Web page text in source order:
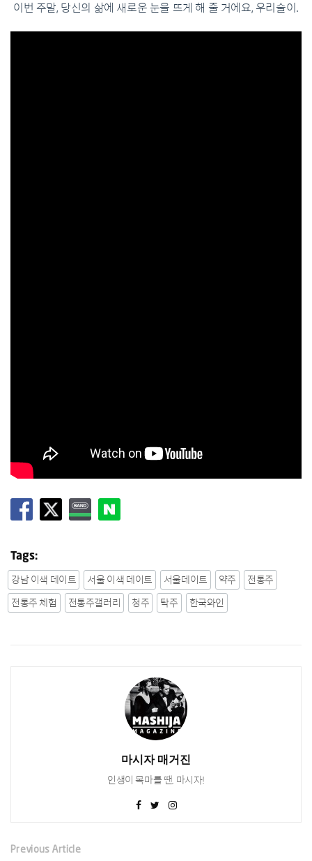
이번 주말, 당신의 삶에 새로운 눈을 뜨게 해 줄 거에요, 우리술이.
Tags:
강남 이색 데이트 서울 이색 데이트 서울데이트 약주
전통주
전통주 체험
전통주갤러리 청주 탁주 한국와인
마시자 매거진
인생이 목마를 땐, 마시자!
Previous Article